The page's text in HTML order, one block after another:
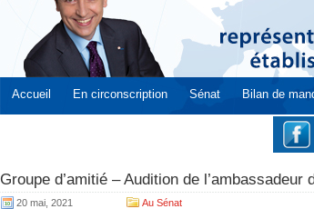
Accueil En circonscription Sénat Bilan de
Groupe d’amitié – Audition de l’ambassadeur
20 mai, 2021 Au Sénat